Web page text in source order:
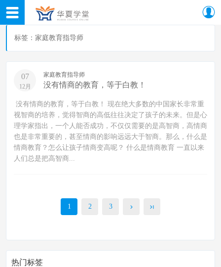
标签：家庭教育指导师
07
12月
家庭教育指导师
没有情商的教育，等于白教！
没有情商的教育，等于白教！ 现在绝大多数的中国家长非常重
视智商的培养，觉得智商的高低往往决定了孩子的未来。但是心
理学家指出，一个人能否成功，不仅仅需要的是高智商，高情商
也是非常重要的，甚至情商的影响远远大于智商。那么，什么是
情商教育？怎么让孩子情商变高呢？ 什么是情商教育 一直以来
人们总是把高智商...
1 2 3
热门标签